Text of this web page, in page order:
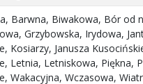
Barwna, Biwakowa, Bór od
Grzybowska, Irydowa,
Kosiarzy, Janusza
Letnia, Letniskowa, Piękna,
Wakacyjna, Wczasowa,